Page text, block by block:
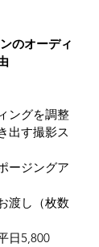
のオーディ
ングを調整
出す撮影ス
ージングア
渡し（枚数
日5,800